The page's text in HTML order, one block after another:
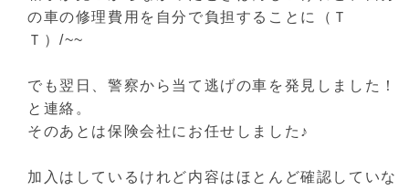
の車の修理費用を自分で負担することに（Ｔ
Ｔ）/~~
でも翌日、警察から当て逃げの車を発見しました！
と連絡。
そのあとは保険会社にお任せしました♪
加入はしているけれど内容はほとんど確認していな